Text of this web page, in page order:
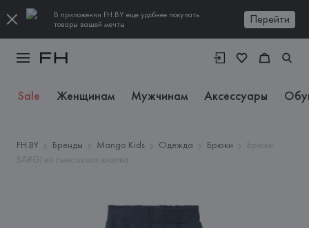
В приложении FH.BY еще удобнее покупать
товары вашей мечты
Перейти
Sale Женщинам Мужчинам Аксессуары
FH.BY Бренды Mango Kids Одежда Брюки
Брюки
SARGI из смесового хлопка